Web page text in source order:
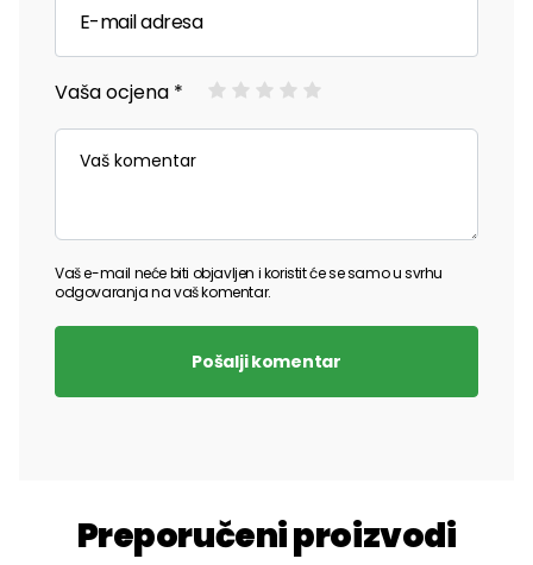
Vaša ocjena *
Vaš e-mail neće biti objavljen i koristit će se samo u svrhu
odgovaranja na vaš komentar.
Pošalji komentar
Preporučeni proizvodi